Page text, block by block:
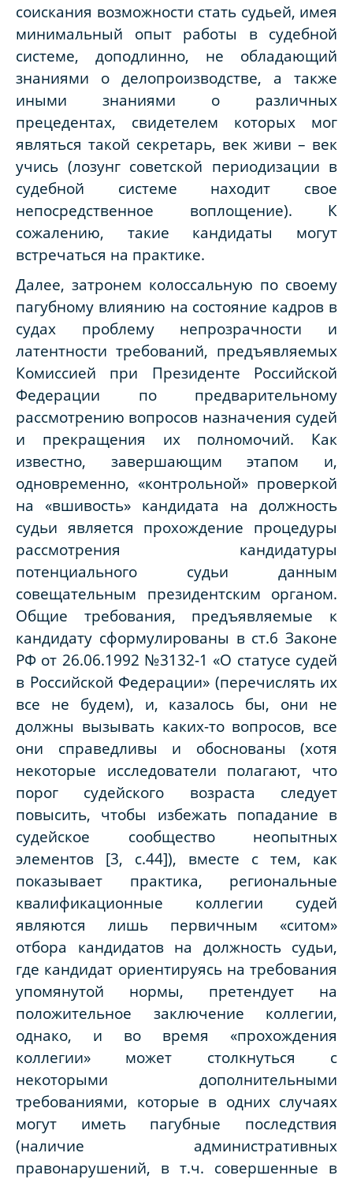
соискания возможности стать судьей, имея
минимальный опыт работы в судебной
системе, доподлинно, не обладающий
знаниями о делопроизводстве, а также
иными знаниями о различных
прецедентах, свидетелем которых мог
являться такой секретарь, век живи – век
учись (лозунг советской периодизации в
судебной системе находит свое
непосредственное воплощение). К
сожалению, такие кандидаты могут
встречаться на практике.
Далее, затронем колоссальную по своему
пагубному влиянию на состояние кадров в
судах проблему непрозрачности и
латентности требований, предъявляемых
Комиссией при Президенте Российской
Федерации по предварительному
рассмотрению вопросов назначения судей
и прекращения их полномочий. Как
известно, завершающим этапом и,
одновременно, «контрольной» проверкой
на «вшивость» кандидата на должность
судьи является прохождение процедуры
рассмотрения кандидатуры
потенциального судьи данным
совещательным президентским органом.
Общие требования, предъявляемые к
кандидату сформулированы в ст.6 Законе
РФ от 26.06.1992 №3132-1 «О статусе судей
в Российской Федерации» (перечислять их
все не будем), и, казалось бы, они не
должны вызывать каких-то вопросов, все
они справедливы и обоснованы (хотя
некоторые исследователи полагают, что
порог судейского возраста следует
повысить, чтобы избежать попадание в
судейское сообщество неопытных
элементов [3, с.44]), вместе с тем, как
показывает практика, региональные
квалификационные коллегии судей
являются лишь первичным «ситом»
отбора кандидатов на должность судьи,
где кандидат ориентируясь на требования
упомянутой нормы, претендует на
положительное заключение коллегии,
однако, и во время «прохождения
коллегии» может столкнуться с
некоторыми дополнительными
требованиями, которые в одних случаях
могут иметь пагубные последствия
(наличие административных
правонарушений, в т.ч. совершенные в